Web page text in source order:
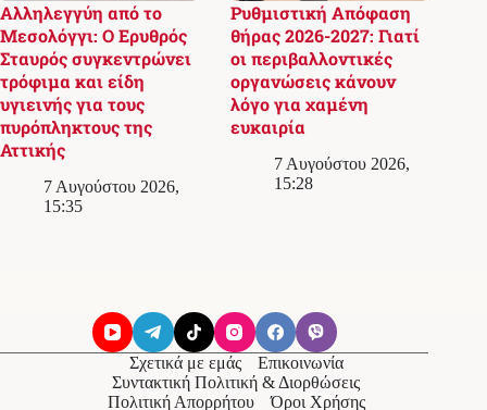
Αλληλεγγύη από το
Μεσολόγγι: Ο Ερυθρός
Σταυρός συγκεντρώνει
τρόφιμα και είδη
υγιεινής για τους
πυρόπληκτους της
Αττικής
7 Αυγούστου 2026,
15:35
Ρυθμιστική Απόφαση
θήρας 2026-2027: Γιατί
οι περιβαλλοντικές
οργανώσεις κάνουν
λόγο για χαμένη
ευκαιρία
7 Αυγούστου 2026,
15:28
Σχετικά με εμάς
Επικοινωνία
Συντακτική Πολιτική & Διορθώσεις
Πολιτική Απορρήτου
Όροι Χρήσης